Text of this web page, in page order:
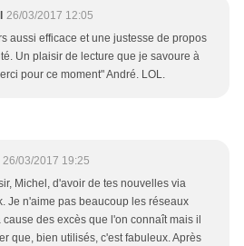
26/03/2017 12:05
aussi efficace et une justesse de propos
Un plaisir de lecture que je savoure à
pour ce moment" André. LOL.
26/03/2017 19:25
Michel, d'avoir de tes nouvelles via
Je n'aime pas beaucoup les réseaux
cause des excès que l'on connaît mais il
que, bien utilisés, c'est fabuleux. Après